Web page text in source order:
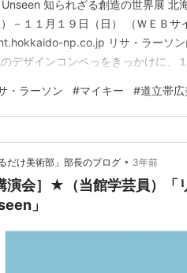
知られざる創造の世界展 北
）－１１月１９日（日） （ＷＥＢ
np.co.jp リサ・ラーソン
デザインコンペっをきっかけに、
注目を集め、１９８０年にフリー
・ラーソン #マイキー #道立帯
るだけ美術部」部長のブログ • 3年前
演会］★（当館学芸員）
」